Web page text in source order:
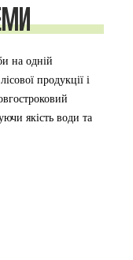
на одній
продукції і
якість води та